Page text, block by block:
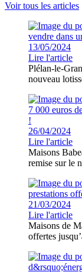
Voir tous les articles
13/05/2024
Lire l'article
Plélan-le-
nouveau
26/04/2024
Lire l'article
Maisons
remise sur le
21/03/2024
Lire l'article
Maisons de
offertes